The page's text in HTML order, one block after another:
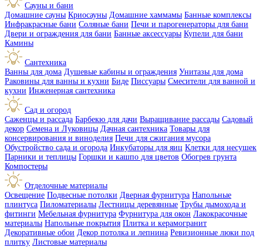
Сауны и бани
Домашние сауны Криосауны Домашние хаммамы Банные комплексы
Инфракрасные бани Соляные бани Печи и парогенераторы для бани
Двери и ограждения для бани Банные аксессуары Купели для бани
Камины
Сантехника
Ванны для дома Душевые кабины и ограждения Унитазы для дома
Раковины для ванны и кухни Биде Писсуары Смесители для ванной и
кухни Инженерная сантехника
Сад и огород
Саженцы и рассада Барбекю для дачи Выращивание рассады Садовый
декор Семена и Луковицы Дачная сантехника Товары для
консервирования и виноделия Печи для сжигания мусора
Обустройство сада и огорода Инкубаторы для яиц Клетки для несушек
Парники и теплицы Горшки и кашпо для цветов Обогрев грунта
Компостеры
Отделочные материалы
Освещение Подвесные потолки Дверная фурнитура Напольные
плинтуса Пиломатериалы Лестницы деревянные Трубы дымохода и
фитинги Мебельная фурнитура Фурнитура для окон Лакокрасочные
материалы Напольные покрытия Плитка и керамогранит
Декоративные обои Декор потолка и лепнина Ревизионные люки под
плитку Листовые материалы